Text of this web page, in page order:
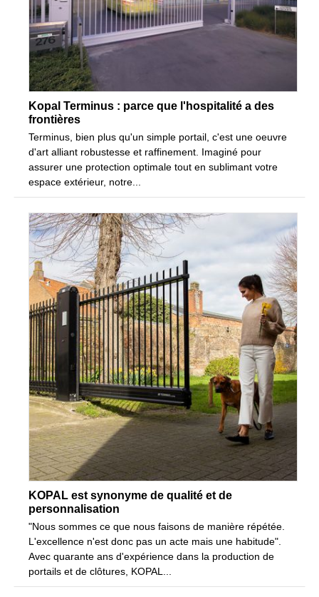
Kopal Terminus : parce que l'hospitalité a des
frontières
Terminus, bien plus qu'un simple portail, c'est une oeuvre
d'art alliant robustesse et raffinement. Imaginé pour
assurer une protection optimale tout en sublimant votre
espace extérieur, notre...
KOPAL est synonyme de qualité et de
personnalisation
"Nous sommes ce que nous faisons de manière répétée.
L'excellence n'est donc pas un acte mais une habitude".
Avec quarante ans d'expérience dans la production de
portails et de clôtures, KOPAL...